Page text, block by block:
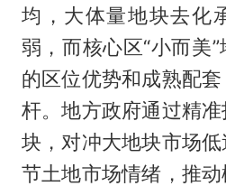
均，大体量地块去化
弱，而核心区“小而美
的区位优势和成熟配
杆。地方政府通过精
块，对冲大地块市场
节土地市场情绪，推